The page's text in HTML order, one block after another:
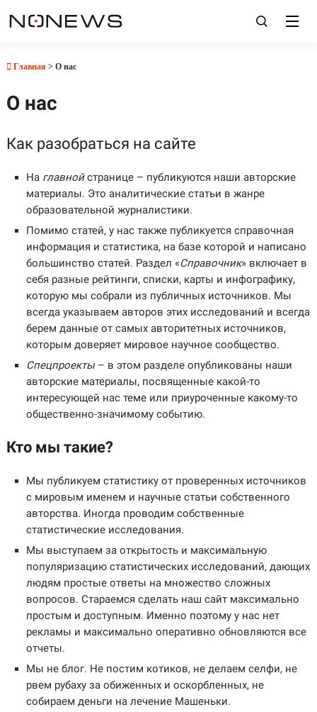
Главная > О нас
О нас
Как разобраться на сайте
На главнойстранице – публикуются наши авторские
материалы. Это аналитические статьи в жанре
образовательной журналистики.
Помимо статей, у нас также публикуется справочная
информация и статистика, на базе которой и написано
большинство статей. Раздел «Справочник» включает в
себя разные рейтинги, списки, карты и инфографику,
которую мы собрали из публичных источников. Мы
всегда указываем авторов этих исследований и всегда
берем данные от самых авторитетных источников,
которым доверяет мировое научное сообщество.
Спецпроекты– в этом разделе опубликованы наши
авторские материалы, посвященные какой-то
интересующей нас теме или приуроченные какому-то
общественно-значимому событию.
Кто мы такие?
Мы публикуем статистику от проверенных источников
с мировым именем и научные статьи собственного
авторства. Иногда проводим собственные
статистические исследования.
Мы выступаем за открытость и максимальную
популяризацию статистических исследований, дающих
людям простые ответы на множество сложных
вопросов. Стараемся сделать наш сайт максимально
простым и доступным. Именно поэтому у нас нет
рекламы и максимально оперативно обновляются все
отчеты.
Мы не блог. Не постим котиков, не делаем селфи, не
рвем рубаху за обиженных и оскорбленных, не
собираем деньги на лечение Машеньки.